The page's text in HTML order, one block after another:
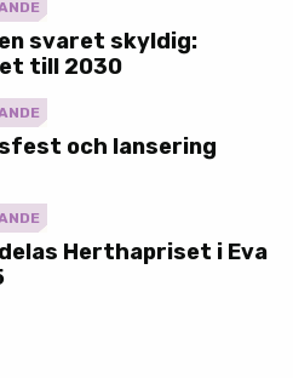
svaret skyldig:
till 2030
och lansering
Herthapriset i Eva